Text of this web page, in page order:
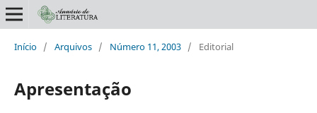
Início / Arquivos / Número 11, 2003 / Editorial
Apresentação